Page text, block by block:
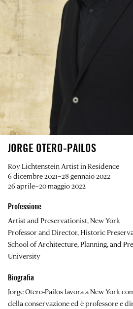
JORGE OTERO-PAILOS
Roy Lichtenstein Artist in Residence
6 dicembre 2021–28 gennaio 2022
26 aprile–20 maggio 2022
Professione
Artist and Preservationist, New York
Professor and Director, Historic
School of Architecture, Planning, and
University
Biografia
Jorge Otero-Pailoslavora a New York
della conservazione ed è professore e